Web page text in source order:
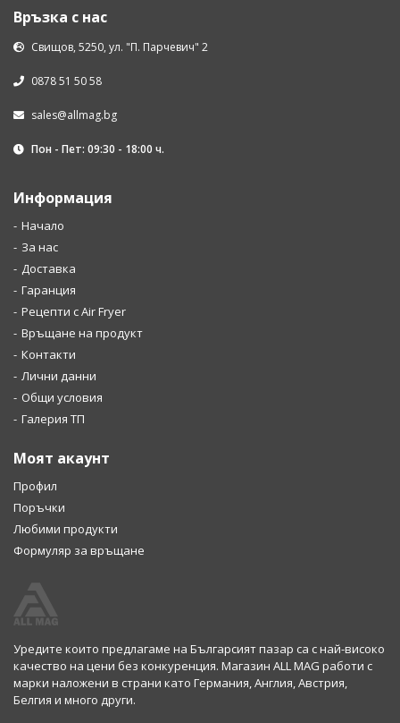
Връзка с нас
Свищов, 5250, ул. "П. Парчевич" 2
0878 51 50 58
sales@allmag.bg
Пон - Пет: 09:30 - 18:00 ч.
Информация
Начало
За нас
Доставка
Гаранция
Рецепти с Air Fryer
Връщане на продукт
Контакти
Лични данни
Общи условия
Галерия ТП
Моят акаунт
Профил
Поръчки
Любими продукти
Формуляр за връщане
Уредите които предлагаме на Българсият пазар са с най-високо
качество на цени без конкуренция. Магазин ALL MAG работи с
марки наложени в страни като Германия, Англия, Австрия,
Белгия и много други.